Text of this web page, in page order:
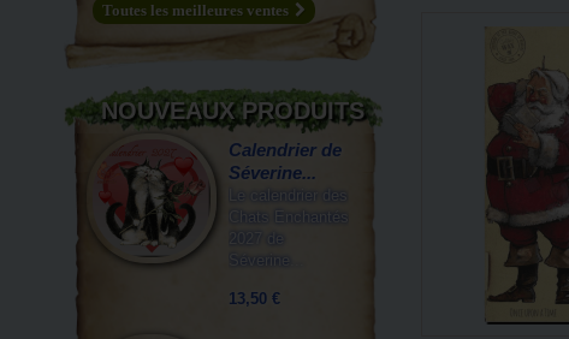
Toutes les meilleures ventes
NOUVEAUX PRODUITS
Calendrier de
Séverine...
Le calendrier des
Chats Enchantés
2027 de
Séverine...
13,50 €